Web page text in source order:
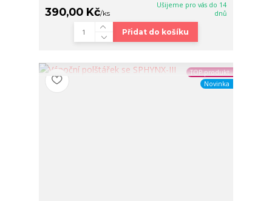
390,00 Kč/ks
Ušijeme pro vás do 14
dnů
Přidat do košíku
TOP produkt
Novinka